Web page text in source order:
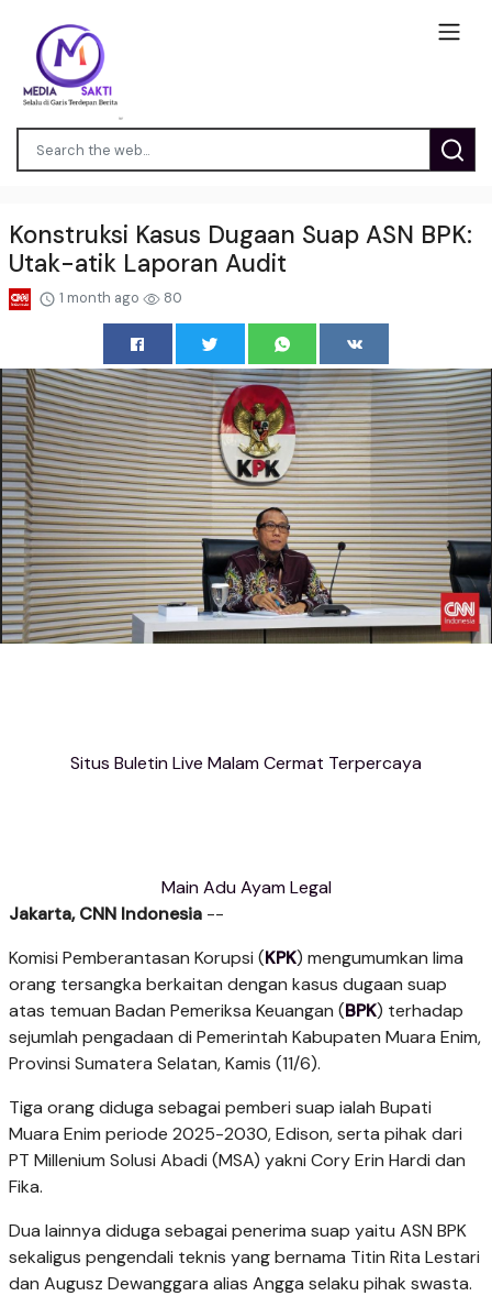
Konstruksi Kasus Dugaan Suap ASN BPK:
Utak-atik Laporan Audit
1 month ago 80
Situs Buletin Live Malam Cermat Terpercaya
Main Adu Ayam Legal
Jakarta, CNN Indonesia --
Komisi Pemberantasan Korupsi (KPK) mengumumkan lima
orang tersangka berkaitan dengan kasus dugaan suap
atas temuan Badan Pemeriksa Keuangan (BPK) terhadap
sejumlah pengadaan di Pemerintah Kabupaten Muara Enim,
Provinsi Sumatera Selatan, Kamis (11/6).
Tiga orang diduga sebagai pemberi suap ialah Bupati
Muara Enim periode 2025-2030, Edison, serta pihak dari
PT Millenium Solusi Abadi (MSA) yakni Cory Erin Hardi dan
Fika.
Dua lainnya diduga sebagai penerima suap yaitu ASN BPK
sekaligus pengendali teknis yang bernama Titin Rita Lestari
dan Augusz Dewanggara alias Angga selaku pihak swasta.